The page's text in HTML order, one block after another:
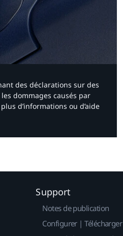
des déclarations sur des
dommages causés par
d’informations ou d’aide
Support
Notes de publication
Configurer | Télécharger